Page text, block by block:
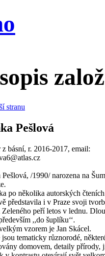
stranu
Pešlová
básní, r. 2016-2017, email:
/1990/ narozena na
po několika autorských
představila i v Praze svoji
Zeleného peří letos v lednu.
,,do šuplíku‘‘.
vzorem je Jan Skácel.
jsou tematicky různorodé,
domovem, detaily přírody,